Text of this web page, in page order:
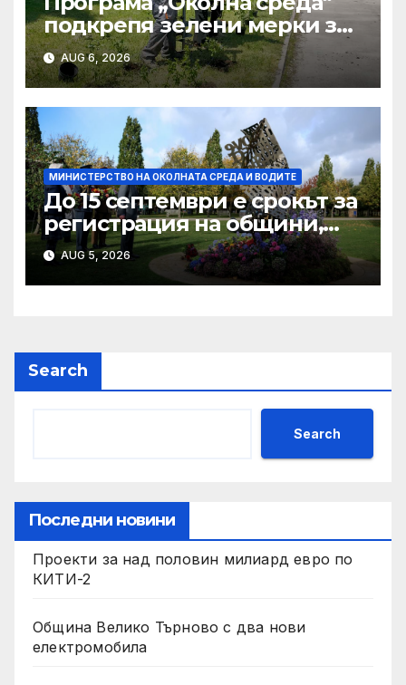
подкрепя зелени мерки за
подобряване качеството на
атмосферния въздух
AUG 6, 2026
МИНИСТЕРСТВО НА ОКОЛНАТА СРЕДА И ВОДИТЕ
До 15 септември е срокът за
регистрация на общини,
училища, НПО и бизнес
организации за участие в
Европейската седмица на
AUG 5, 2026
Search
Search
Последни новини
Проекти за над половин милиард евро по
КИТИ-2
Община Велико Търново с два нови
електромобила